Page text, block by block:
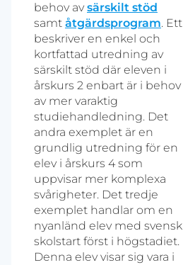
behov avsärskilt stöd
samt åtgärdsprogram. Ett
beskriver en enkel och
kortfattad utredning av
särskilt stöd där eleven i
årskurs 2 enbart är i behov
av mer varaktig
studiehandledning. Det
andra exemplet är en
grundlig utredning för en
elev i årskurs 4 som
uppvisar mer komplexa
svårigheter. Det tredje
exemplet handlar om en
nyanländ elev med svensk
skolstart först i högstadiet.
Denna elev visar sig vara i